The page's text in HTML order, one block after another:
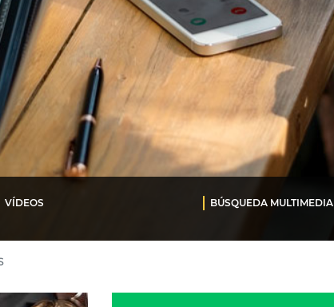
VÍDEOS BÚSQUEDA MULTIMEDIA